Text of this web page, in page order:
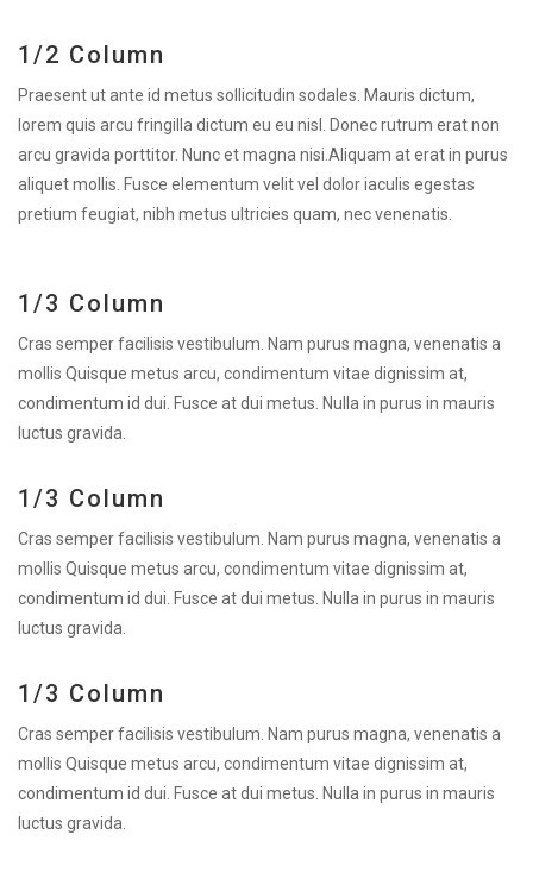
1/2 Column
Praesent ut ante id metus sollicitudin sodales. Mauris dictum,
lorem quis arcu fringilla dictum eu eu nisl. Donec rutrum erat non
arcu gravida porttitor. Nunc et magna nisi.Aliquam at erat in purus
aliquet mollis. Fusce elementum velit vel dolor iaculis egestas
pretium feugiat, nibh metus ultricies quam, nec venenatis.
1/3 Column
Cras semper facilisis vestibulum. Nam purus magna, venenatis a
mollis Quisque metus arcu, condimentum vitae dignissim at,
condimentum id dui. Fusce at dui metus. Nulla in purus in mauris
luctus gravida.
1/3 Column
Cras semper facilisis vestibulum. Nam purus magna, venenatis a
mollis Quisque metus arcu, condimentum vitae dignissim at,
condimentum id dui. Fusce at dui metus. Nulla in purus in mauris
luctus gravida.
1/3 Column
Cras semper facilisis vestibulum. Nam purus magna, venenatis a
mollis Quisque metus arcu, condimentum vitae dignissim at,
condimentum id dui. Fusce at dui metus. Nulla in purus in mauris
luctus gravida.